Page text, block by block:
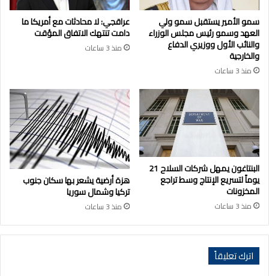
سمو الأمير يستقبل سمو ولي
العهد وسمو رئيس مجلس الوزراء
والنائب الأول ووزيري الدفاع
والخارجية
منذ 3 ساعات
عراقجي: لا محادثات مع أمريكا ما
دامت تنتهك الاتفاق المؤقت
منذ 3 ساعات
البنتاغون يمهل شركات السلاح 21
يوماً لتسريع الإنتاج وسط تراجع
المخزونات
منذ 3 ساعات
هزة أرضية يشعر بها سكان جنوب
تركيا وشمال سوريا
منذ 3 ساعات
اترك تعليقاً